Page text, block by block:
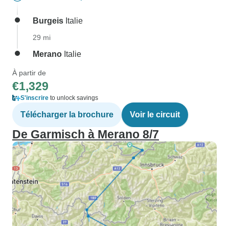
Burgeis Italie
29 mi
Merano Italie
À partir de
€1,329
S'inscrire to unlock savings
Télécharger la brochure Voir le circuit
De Garmisch à Merano 8/7